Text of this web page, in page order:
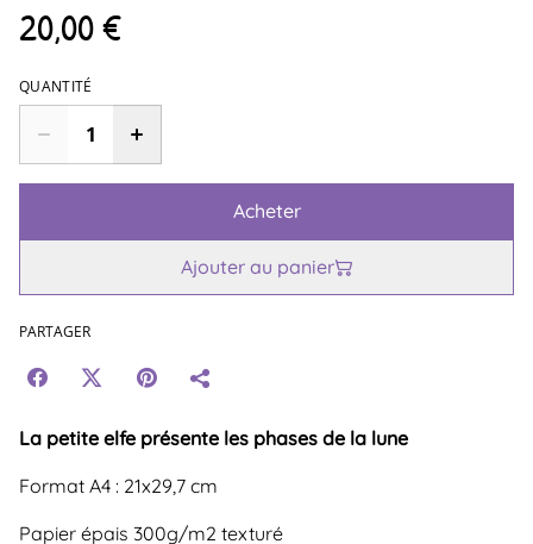
20,00 €
QUANTITÉ
Acheter
Ajouter au panier
PARTAGER
La petite elfe présente les phases de la lune
Format A4 : 21x29,7 cm
Papier épais 300g/m2 texturé